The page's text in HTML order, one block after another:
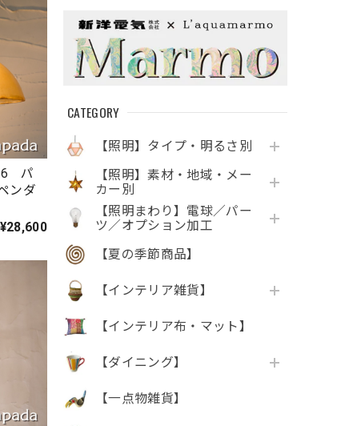
CATEGORY
【照明】タイプ・明るさ別
【照明】素材・地域・メー
カー別
【照明まわり】電球／パー
ツ／オプション加工
【夏の季節商品】
【インテリア雑貨】
【インテリア布・マット】
【ダイニング】
【一点物雑貨】
パ
ンダ
¥28,600